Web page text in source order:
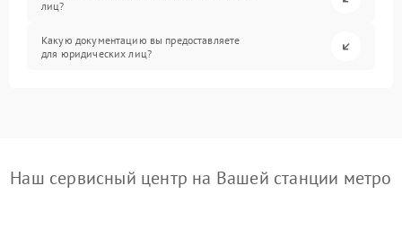
лиц?
Какую документацию вы предоставляете
для юридических лиц?
Наш сервисный центр на Вашей станции метро